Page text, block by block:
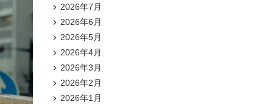
2026年7月
2026年6月
2026年5月
2026年4月
2026年3月
2026年2月
2026年1月